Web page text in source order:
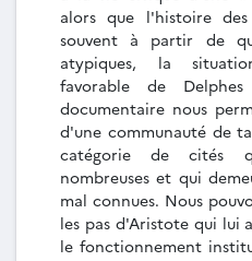
alors que l'histoire
souvent à partir de
atypiques, la
favorable de
documentaire nous
d'une communauté de
catégorie de cités
nombreuses et qui
mal connues. Nous
les pas d'Aristote qui lui
le fonctionnement